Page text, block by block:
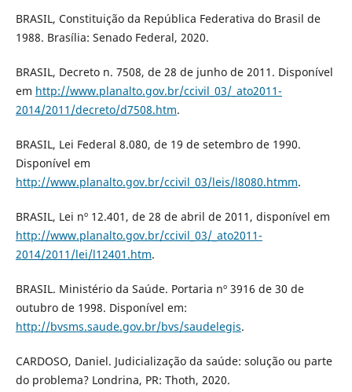
BRASIL, Constituição da República Federativa do Brasil de
1988. Brasília: Senado Federal, 2020.
BRASIL, Decreto n. 7508, de 28 de junho de 2011. Disponível
em http://www.planalto.gov.br/ccivil_03/_ato2011-
2014/2011/decreto/d7508.htm.
BRASIL, Lei Federal 8.080, de 19 de setembro de 1990.
Disponível em
http://www.planalto.gov.br/ccivil_03/leis/l8080.htmm.
BRASIL, Lei nº 12.401, de 28 de abril de 2011, disponível em
http://www.planalto.gov.br/ccivil_03/_ato2011-
2014/2011/lei/l12401.htm.
BRASIL. Ministério da Saúde. Portaria nº 3916 de 30 de
outubro de 1998. Disponível em:
http://bvsms.saude.gov.br/bvs/saudelegis.
CARDOSO, Daniel. Judicialização da saúde: solução ou parte
do problema? Londrina, PR: Thoth, 2020.